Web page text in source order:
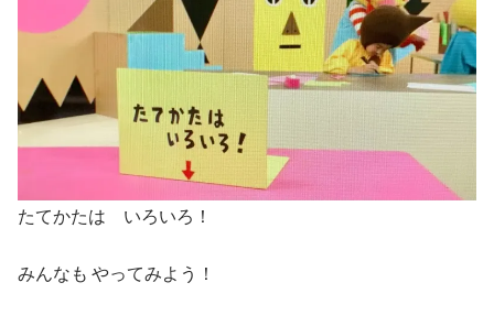
たてかたは いろいろ！
みんなも やってみよう！